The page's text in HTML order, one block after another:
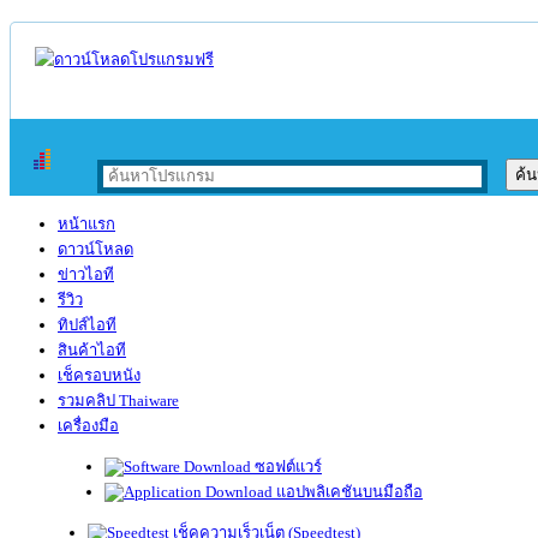
หน้าแรก
ดาวน์โหลด
ข่าวไอที
รีวิว
ทิปส์ไอที
สินค้าไอที
เช็ครอบหนัง
รวมคลิป Thaiware
เครื่องมือ
ซอฟต์แวร์
แอปพลิเคชันบนมือถือ
เช็คความเร็วเน็ต (Speedtest)